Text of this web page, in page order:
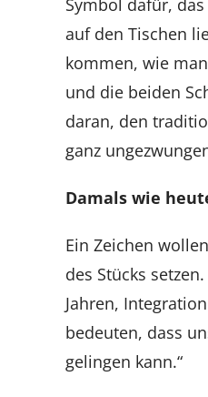
Symbol dafür,
auf den Tischen
kommen, wie
und die beiden
daran, den
ganz
Damals wie
Ein Zeichen
des Stücks
Jahren,
bedeuten, dass
gelingen kann.“